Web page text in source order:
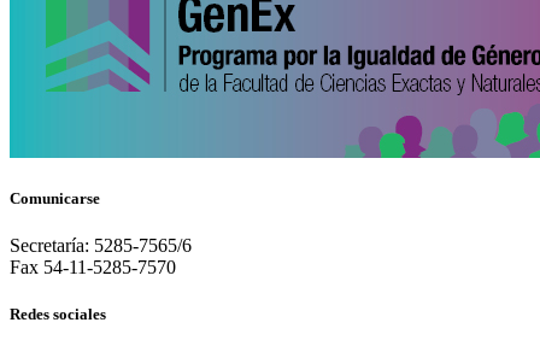
Comunicarse
Secretaría: 5285-7565/6
Fax 54-11-5285-7570
Redes sociales